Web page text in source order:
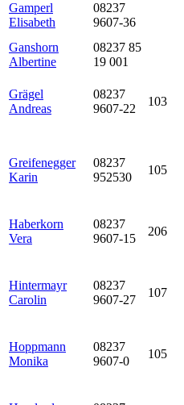
Gamperl
Elisabeth
08237
9607-36
Ganshorn
Albertine
08237 85
19 001
Grägel
Andreas
08237
9607-22
103
Greifenegger
Karin
08237
952530
105
Haberkorn
Vera
08237
9607-15
206
Hintermayr
Carolin
08237
9607-27
107
Hoppmann
Monika
08237
9607-0
105